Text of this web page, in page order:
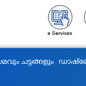
ചട്ടങ്ങളും